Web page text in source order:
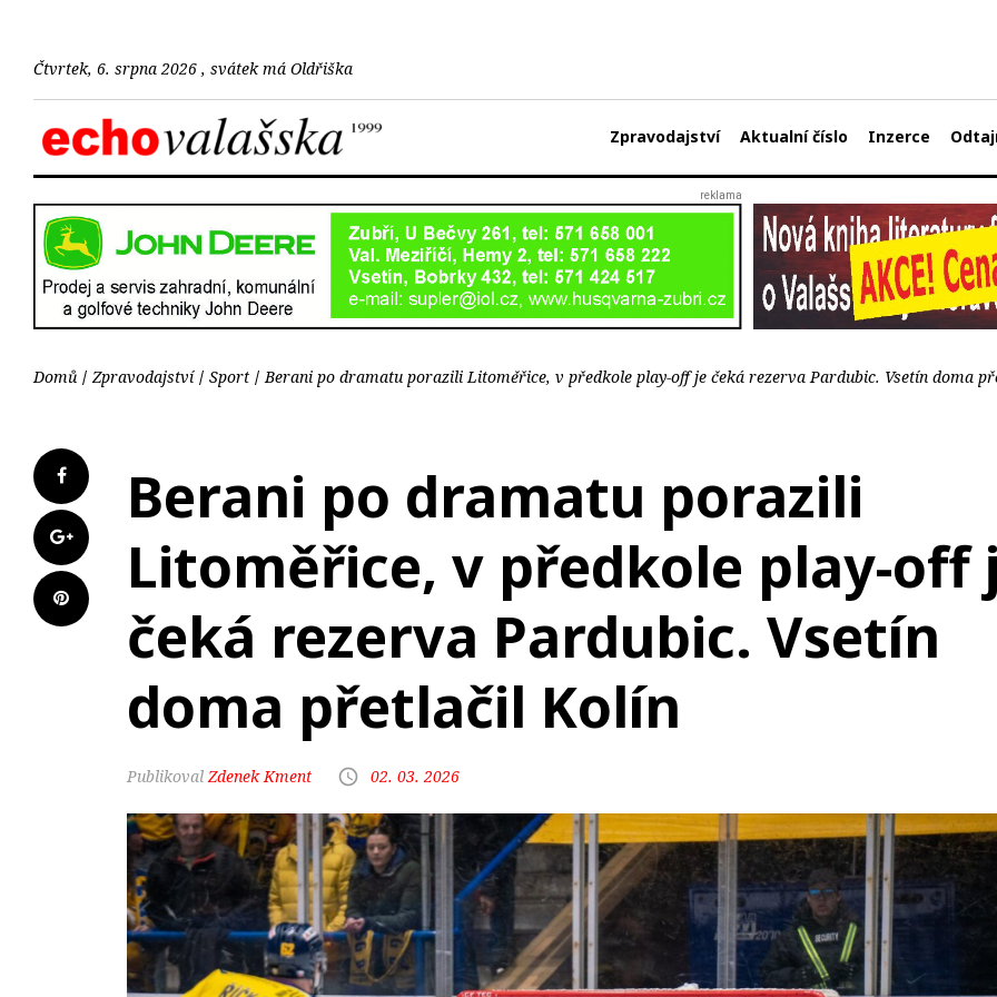
Čtvrtek, 6. srpna 2026 , svátek má Oldřiška
Zpravodajství Aktualní číslo Inzerce
Domů Zpravodajství Sport Berani po dramatu porazili Litoměřice, v předkole play-off je čeká rezerva Pardubic. Vsetín doma
Berani po dramatu porazili
Litoměřice, v předkole play-off
čeká rezerva Pardubic. Vsetín
doma přetlačil Kolín
Zdenek Kment 02. 03. 2026